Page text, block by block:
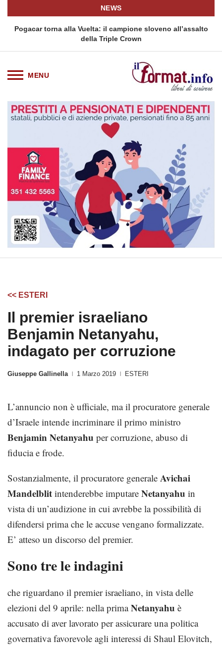
NEWS
Pogacar torna alla Vuelta: il campione sloveno all’assalto
della Triple Crown
<< ESTERI
Il premier israeliano
Benjamin Netanyahu,
indagato per corruzione
Giuseppe Gallinella 1 Marzo 2019 ESTERI
L’annuncio non è ufficiale, ma il procuratore generale
d’Israele intende incriminare il primo ministro
BenjaminNetanyahu per corruzione, abuso di
fiducia e frode.
Sostanzialmente, il procuratore generale Avichai
Mandelblit intenderebbe imputare Netanyahu in
vista di un’audizione in cui avrebbe la possibilità di
difendersi prima che le accuse vengano formalizzate.
E’ atteso un discorso del premier.
Sono tre le indagini
che riguardano il premier israeliano, in vista delle
elezioni del 9 aprile: nella primaNetanyahu è
accusato di aver lavorato per assicurare una politica
governativa favorevole agli interessi di Shaul Elovitch,